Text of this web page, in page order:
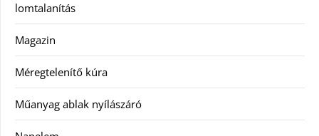
lomtalanítás
Magazin
Méregtelenítő kúra
Műanyag ablak nyílászáró